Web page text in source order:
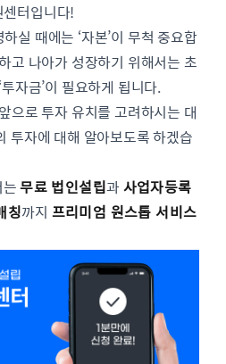
터입니다!
실 때에는 ‘자본’이 무척 중요합
고 나아가 성장하기 위해서는 초
자금’이 필요하게 됩니다.
으로 투자 유치를 고려하시는 대
투자에 대해 알아보도록 하겠습
는무료 법인설립과사업자등록
칭까지 프리미엄 원스톱 서비스